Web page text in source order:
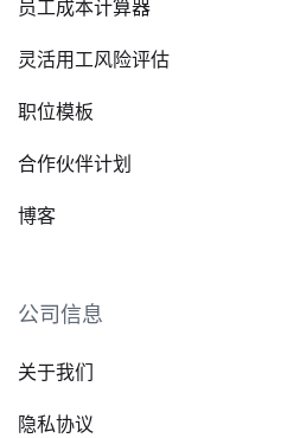
员工成本计算器
灵活用工风险评估
职位模板
合作伙伴计划
博客
公司信息
关于我们
隐私协议